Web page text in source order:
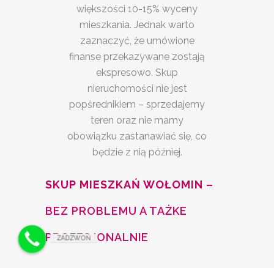
większości 10-15% wyceny
mieszkania. Jednak warto
zaznaczyć, że umówione
finanse przekazywane zostają
ekspresowo. Skup
nieruchomości nie jest
popśrednikiem – sprzedajemy
teren oraz nie mamy
obowiązku zastanawiać się, co
będzie z nią później.
SKUP MIESZKAŃ WOŁOMIN –
BEZ PROBLEMU A TAŻKE
PROFESJONALNIE
ZADZWOŃ